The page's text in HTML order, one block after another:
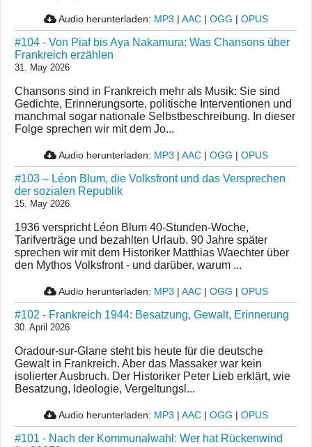
Audio herunterladen: MP3 | AAC | OGG | OPUS
#104 - Von Piaf bis Aya Nakamura: Was Chansons über
Frankreich erzählen
31. May 2026
Chansons sind in Frankreich mehr als Musik: Sie sind
Gedichte, Erinnerungsorte, politische Interventionen und
manchmal sogar nationale Selbstbeschreibung. In dieser
Folge sprechen wir mit dem Jo...
Audio herunterladen: MP3 | AAC | OGG | OPUS
#103 – Léon Blum, die Volksfront und das Versprechen
der sozialen Republik
15. May 2026
1936 verspricht Léon Blum 40-Stunden-Woche,
Tarifverträge und bezahlten Urlaub. 90 Jahre später
sprechen wir mit dem Historiker Matthias Waechter über
den Mythos Volksfront - und darüber, warum ...
Audio herunterladen: MP3 | AAC | OGG | OPUS
#102 - Frankreich 1944: Besatzung, Gewalt, Erinnerung
30. April 2026
Oradour-sur-Glane steht bis heute für die deutsche
Gewalt in Frankreich. Aber das Massaker war kein
isolierter Ausbruch. Der Historiker Peter Lieb erklärt, wie
Besatzung, Ideologie, Vergeltungsl...
Audio herunterladen: MP3 | AAC | OGG | OPUS
#101 - Nach der Kommunalwahl: Wer hat Rückenwind